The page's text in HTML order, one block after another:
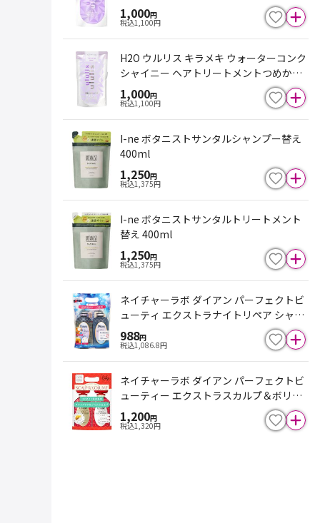
1,000円
税込1,100円
H2O ウルリス キラメキ ウォーターコンク
シャイニー ヘアトリートメントつめかえ
280g
1,000円
税込1,100円
I-ne ボタニストサンタルシャンプー替え
400ml
1,250円
税込1,375円
I-ne ボタニストサンタルトリートメント
替え 400ml
1,250円
税込1,375円
ネイチャーラボ ダイアン パーフェクトビ
ューティ エクストラナイトリペア シャン
プー＆トリ－トメント 450ml×2
988円
税込1,086.8円
ネイチャーラボ ダイアン パーフェクトビ
ューティー エクストラスカルプ＆ボリュ
ーム シャンプー＆ トリートメント 450ml
×2
1,200円
税込1,320円